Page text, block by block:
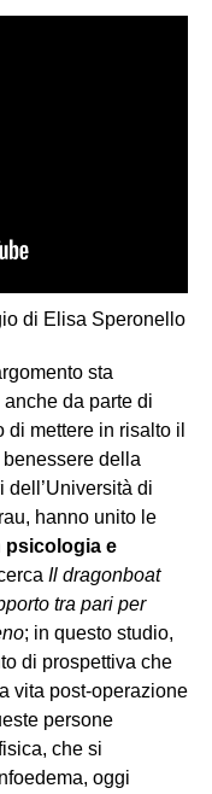
di Elisa Speronello
sta
da parte di
mettere in risalto il
della
dell’Università di
hanno unito le
psicologia e
Il dragonboat
tra pari per
; in questo studio,
di prospettiva che
vita post-operazione
persone
che si
oggi